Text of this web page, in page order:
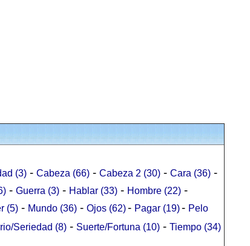
(3) - Cabeza (66) - Cabeza 2 (30) - Cara (36) -
- Guerra (3) - Hablar (33) - Hombre (22) -
(5) - Mundo (36) - Ojos (62)- Pagar (19)- Pelo
Seriedad (8) - Suerte/Fortuna (10) - Tiempo (34)